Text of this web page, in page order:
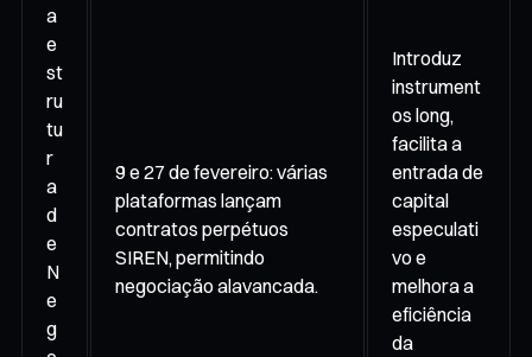
a
e
st
ru
tu
r
a
d
e
N
e
g
9 e 27 de fevereiro: várias
plataformas lançam
contratos perpétuos
SIREN, permitindo
negociação alavancada.
Introduz
instrument
os long,
facilita a
entrada de
capital
especulati
vo e
melhora a
eficiência
da